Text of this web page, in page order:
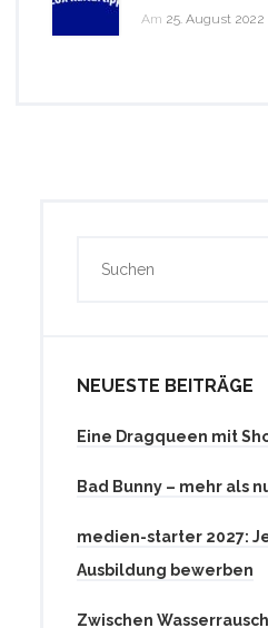
Am 25. August 2022
NEUESTE BEITRÄGE
Eine Dragqueen mit
Bad Bunny – mehr als
medien-starter 2027:
Ausbildung bewerben
Zwischen